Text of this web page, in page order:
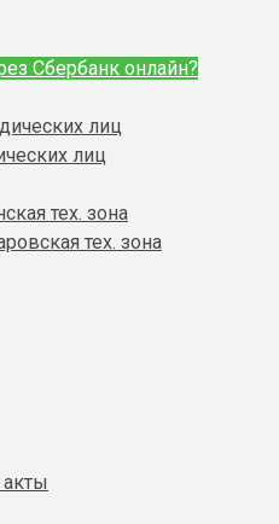
Сбербанк онлайн?
лиц
лиц
тех. зона
тех. зона